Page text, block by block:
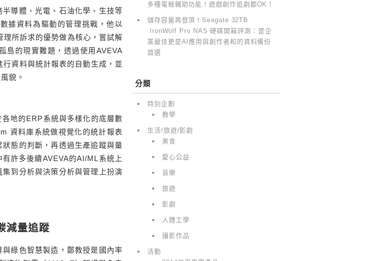
導體、光電、石油化學、生技等
據資料為驅動的管理挑戰，他以
所訴求的優勢做為核心，嘗試解
島的現實難題，透過使用AVEVA
資料與統計報表的自動生成，並
貌。
地的ERP系統與多樣化的底層數
資料庫系統做視覺化的統計報表
態的判斷，再透過生產追蹤與量
許多後續AVEVA的AI/ML系統上
到分析與決策分析與管理上扮演
減量追蹤
綠色智慧製造，鄭教授是國內率
多種電競輔助功能！遊戲創作追劇都OK！
儲存容量再登頂！Seagate 32TB
IronWolf Pro NAS 硬碟開箱評測：是企
業最佳更是AI應用與創作者和的資料備份
首選
分類
特別企劃
教學
生活/旅遊/影劇
美食
愛心公益
音樂
旅遊
影劇
人體工學
攝影作品
活動